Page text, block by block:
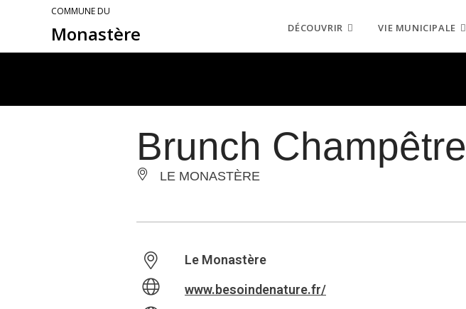
COMMUNE DU
Monastère DÉCOUVRIR VIE MUNICIPALE
Brunch Champêtre
LE MONASTÈRE
Le Monastère
www.besoindenature.fr/